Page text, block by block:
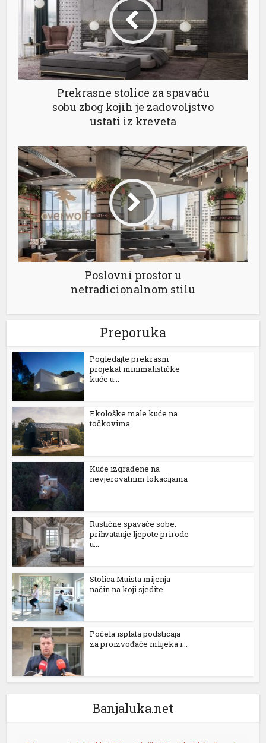
büyüsü
Prekrasne stolice za spavaću
sobu zbog kojih je zadovoljstvo
ustati iz kreveta
Poslovni prostor u
netradicionalnom stilu
Preporuka
Pogledajte prekrasni
projekat minimalističke
kuće u...
Ekološke male kuće na
točkovima
Kuće izgrađene na
nevjerovatnim lokacijama
Rustične spavaće sobe:
prihvatanje ljepote prirode
u...
Stolica Muista mijenja
način na koji sjedite
Počela isplata podsticaja
za proizvođače mlijeka i...
Banjaluka.net
Gdje su nestali biciklisti? Banjalučki “BL Bike” bilježi pad
znatno manje korištenje nego lani. Evidentirano svega